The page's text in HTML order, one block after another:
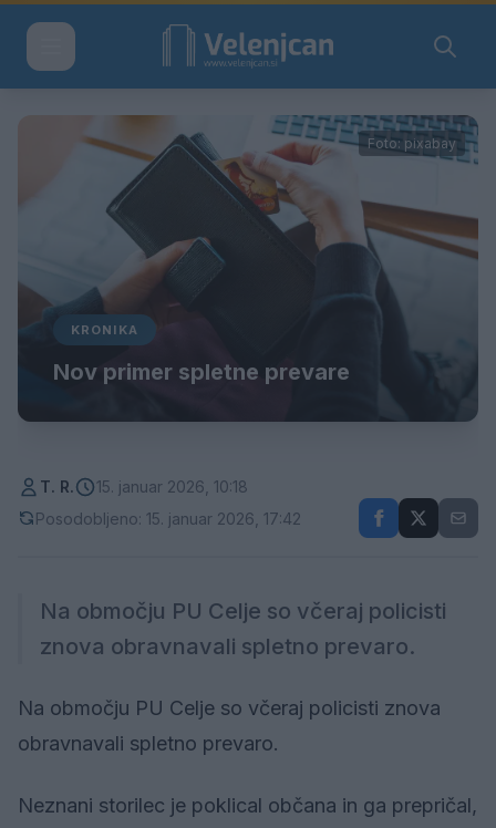
Foto: pixabay
KRONIKA
Nov primer spletne prevare
T. R.
15. januar 2026, 10:18
Posodobljeno: 15. januar 2026, 17:42
Na območju PU Celje so včeraj policisti
znova obravnavali spletno prevaro.
Na območju PU Celje so včeraj policisti znova
obravnavali spletno prevaro.
Neznani storilec je poklical občana in ga prepričal,